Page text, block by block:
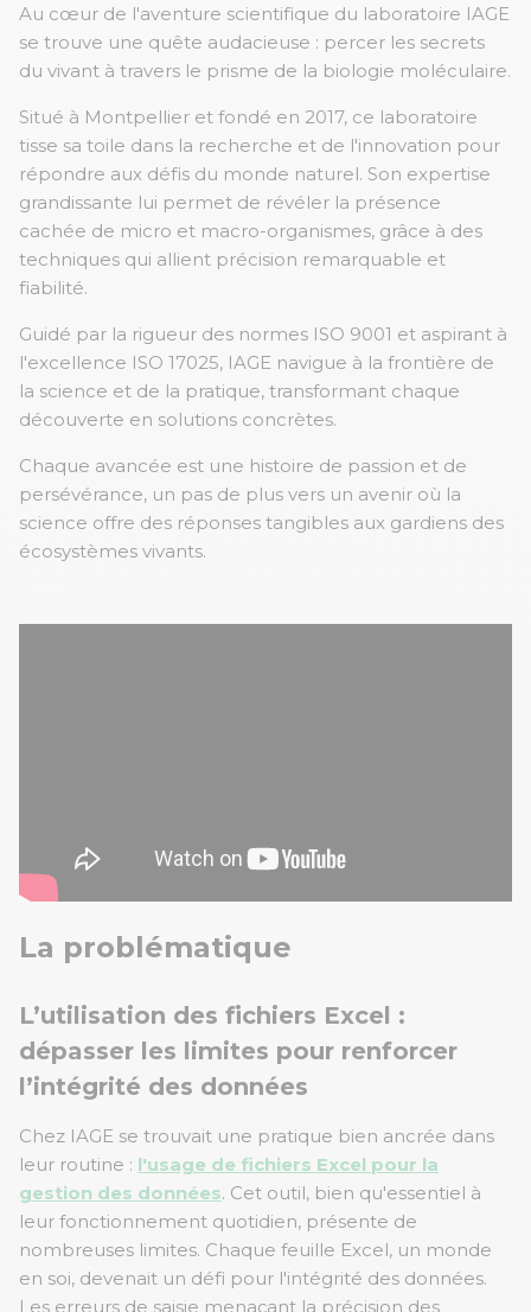
Au cœur de l'aventure scientifique du laboratoire IAGE
se trouve une quête audacieuse : percer les secrets
du vivant à travers le prisme de la biologie moléculaire.
Situé à Montpellier et fondé en 2017, ce laboratoire
tisse sa toile dans la recherche et de l'innovation pour
répondre aux défis du monde naturel. Son expertise
grandissante lui permet de révéler la présence
cachée de micro et macro-organismes, grâce à des
techniques qui allient précision remarquable et
fiabilité.
Guidé par la rigueur des normes ISO 9001 et aspirant à
l'excellence ISO 17025, IAGE navigue à la frontière de
la science et de la pratique, transformant chaque
découverte en solutions concrètes.
Chaque avancée est une histoire de passion et de
persévérance, un pas de plus vers un avenir où la
science offre des réponses tangibles aux gardiens des
écosystèmes vivants.
La problématique
L’utilisation des fichiers Excel :
dépasser les limites pour renforcer
l’intégrité des données
Chez IAGE se trouvait une pratique bien ancrée dans
leur routine : l'usage de fichiers Excel pour la
gestion des données. Cet outil, bien qu'essentiel à
leur fonctionnement quotidien, présente de
nombreuses limites. Chaque feuille Excel, un monde
en soi, devenait un défi pour l'intégrité des données.
Les erreurs de saisie menaçant la précision des